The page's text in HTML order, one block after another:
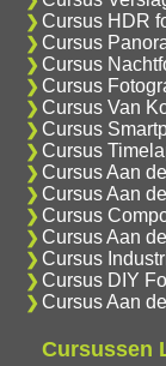
Cursus HDR
Cursus
Cursus
Cursus
Cursus Van
Cursus
Cursus
Cursus Aan
Cursus Aan
Cursus
Cursus Aan
Cursus
Cursus DIY
Cursus Aan
Cursussen